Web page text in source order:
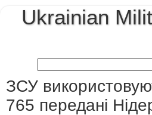
Ukrainian
ЗСУ
765 передані